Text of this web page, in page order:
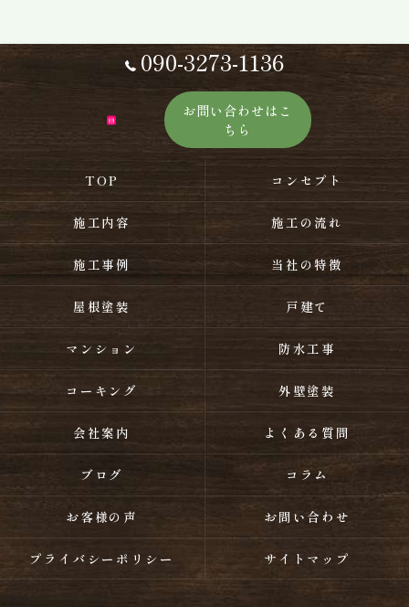
090-3273-1136
お問い合わせはこ
ちら
TOP コンセプト
施工内容 施工の流れ
施工事例 当社の特徴
屋根塗装 戸建て
マンション 防水工事
コーキング 外壁塗装
会社案内 よくある質問
ブログ コラム
お客様の声 お問い合わせ
プライバシーポリシー サイトマップ